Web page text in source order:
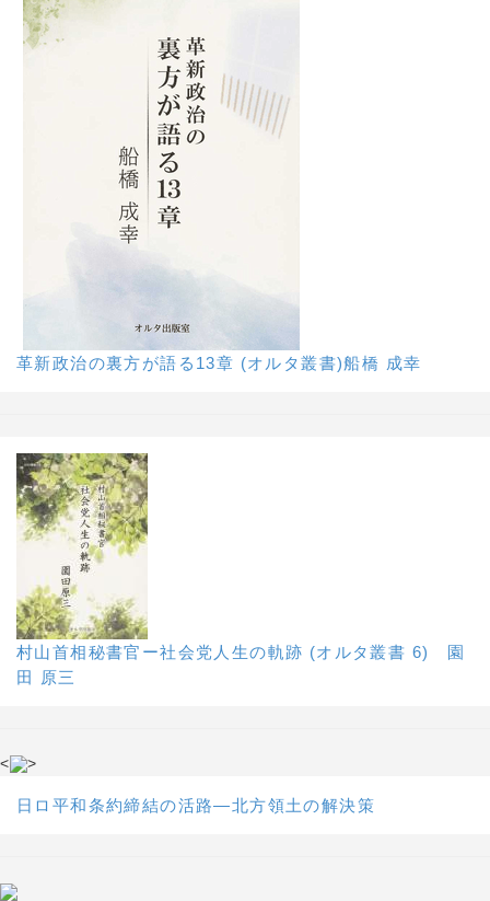
革新政治の裏方が語る13章 (オルタ叢書)船橋 成幸
村山首相秘書官ー社会党人生の軌跡 (オルタ叢書 6) 園
田 原三
< >
日ロ平和条約締結の活路―北方領土の解決策